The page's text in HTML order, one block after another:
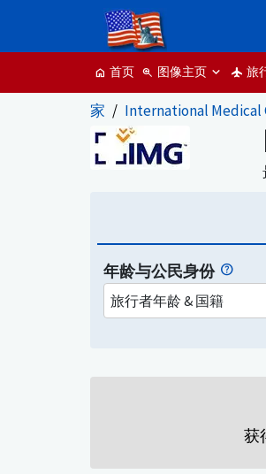
home 首页 zoom_in 图像主页 flight 旅
家 International Medical
年龄与公民身份
旅行者年龄 & 国籍
获